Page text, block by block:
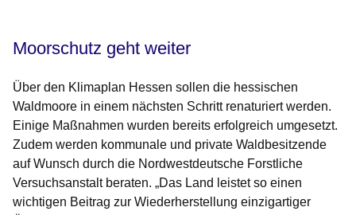
Moorschutz geht weiter
Über den Klimaplan Hessen sollen die hessischen
Waldmoore in einem nächsten Schritt renaturiert werden.
Einige Maßnahmen wurden bereits erfolgreich umgesetzt.
Zudem werden kommunale und private Waldbesitzende
auf Wunsch durch die Nordwestdeutsche Forstliche
Versuchsanstalt beraten. „Das Land leistet so einen
wichtigen Beitrag zur Wiederherstellung einzigartiger